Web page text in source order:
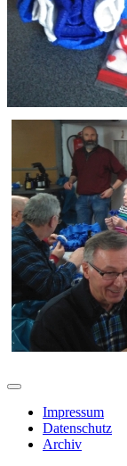
Impressum
Datenschutz
Archiv